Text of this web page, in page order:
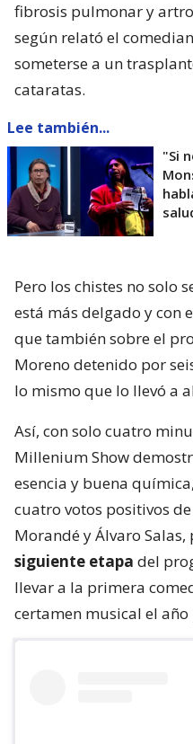
fibrosis pulmonar y
según relató el
someterse a un
cataratas.
Lee también...
"Si
Pero los chistes no solo
está más delgado y con
que también sobre el
Moreno detenido por
lo mismo que lo llevó a
Así, con solo cuatro
Millenium Show
esencia y buena
cuatro votos positivos
Morandé y Álvaro
siguiente etapa del
llevar a la primera
certamen musical el